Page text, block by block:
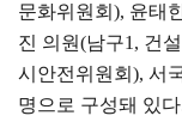
문화위원회 ), 윤태
진 의원(남구1, 건
시안전위원회 ), 서
명으로 구성돼 있다